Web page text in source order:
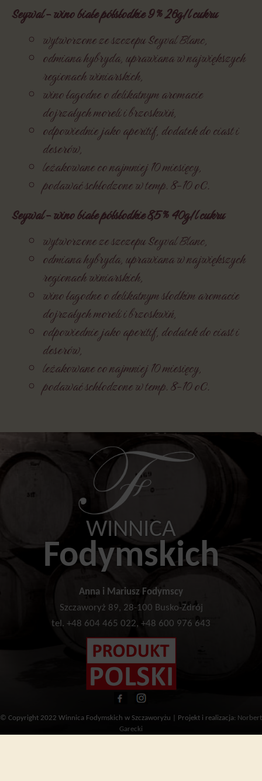
Seywal - wino białe półsłodkie 9 % 26g/l cukru
wytworzone ze szczepu Seyval Blanc,
odmiana hybryda, uprawiana w największych
regionach winiarskich,
wino łagodne o delikatnym aromacie
dojrzałych moreli i brzoskwiń,
odpowiednie jako aperitif, dodatek do ciast i
deserów,
leżakowane co najmniej 10 miesięcy,
podawać schłodzone w temp. 8-10 oC.
Seywal - wino białe półsłodkie 8,5 % 40g/l cukru
wytworzone ze szczepu Seyval Blanc,
odmiana hybryda, uprawiana w największych
regionach winiarskich,
wino łagodne o delikatnym słodkim aromacie
dojrzałych moreli i brzoskwiń,
odpowiednie jako aperitif, dodatek do ciast i
deserów,
leżakowane co najmniej 10 miesięcy,
podawać schłodzone w temp. 8-10 oC.
WINNICA
Fodymskich
Anna i Mariusz Fodymscy
Szczaworyż 89, 28-100 Busko-Zdrój
tel. +48 604 465 022, +48 600 976 643
© Copyright 2022 Winnica Fodymskich w Szczaworyżu | Projekt i realizacja: Norbert
Garecki